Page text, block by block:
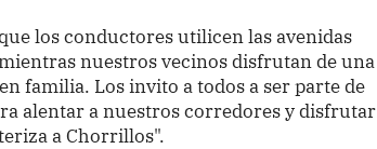
los conductores utilicen las avenidas
nuestros vecinos disfrutan de una
familia. Los invito a todos a ser parte de
alentar a nuestros corredores y disfrutar
a Chorrillos".